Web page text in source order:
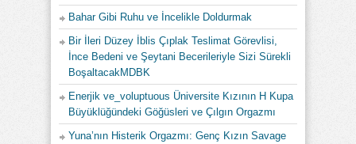
Bahar Gibi Ruhu ve İncelikle Doldurmak
Bir İleri Düzey İblis Çıplak Teslimat Görevlisi,
İnce Bedeni ve Şeytani Becerileriyle Sizi Sürekli
BoşaltacakMDBK
Enerjik ve_voluptuous Üniversite Kızının H Kupa
Büyüklüğündeki Göğüsleri ve Çılgın Orgazmı
Yuna’nın Histerik Orgazmı: Genç Kızın Savage